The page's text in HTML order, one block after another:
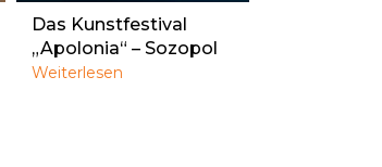
Das Kunstfestival
„Apolonia“ – Sozopol
Weiterlesen